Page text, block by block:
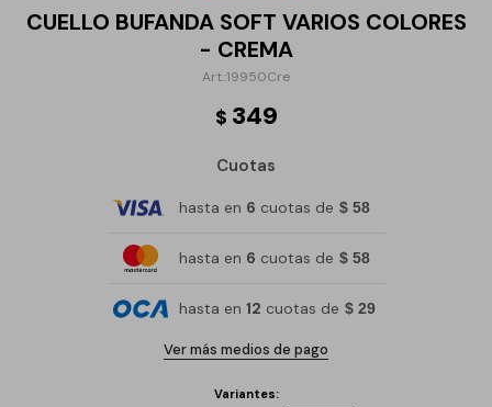
CUELLO BUFANDA SOFT VARIOS COLORES
- CREMA
19950Cre
$ 349
Cuotas
hasta en 6 cuotas de $ 58
hasta en 6 cuotas de $ 58
hasta en 12 cuotas de $ 29
Ver más medios de pago
Variantes: